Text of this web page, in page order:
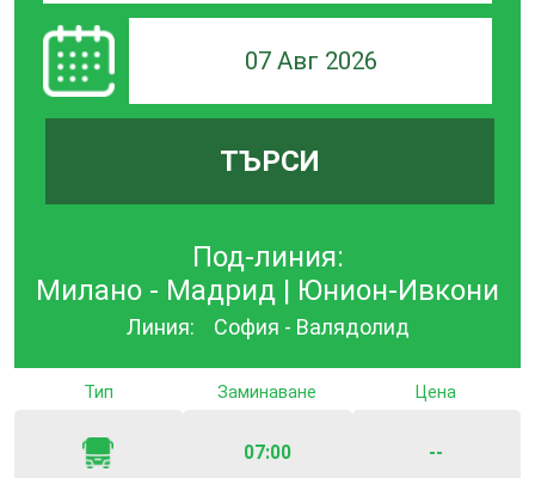
07 Авг 2026
ТЪРСИ
Под-линия:
Милано - Мадрид | Юнион-Ивкони
Линия: София - Валядолид
Тип Заминаване
07:00
Цена
--